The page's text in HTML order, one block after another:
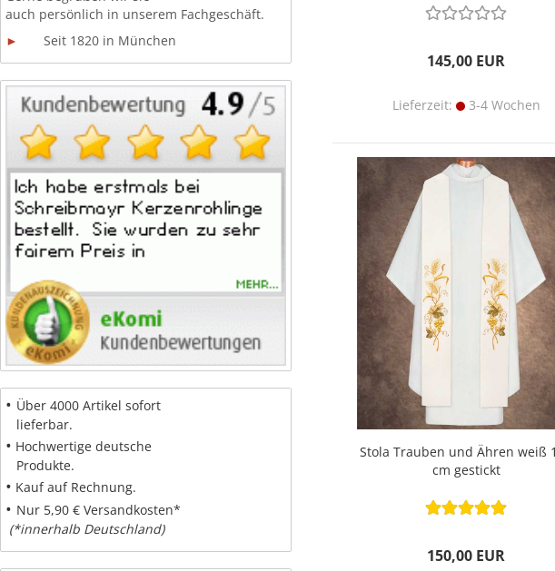
145,00 EUR
Lieferzeit: 3-4 Wochen
Stola Trauben und Ähren weiß
cm gestickt
150,00 EUR
auch persönlich in unserem Fachgeschäft.
►
Seit 1820 in München
• Über 4000 Artikel sofort
lieferbar.
• Hochwertige deutsche
Produkte.
• Kauf auf Rechnung.
• Nur 5,90 € Versandkosten*
(*innerhalb Deutschland)